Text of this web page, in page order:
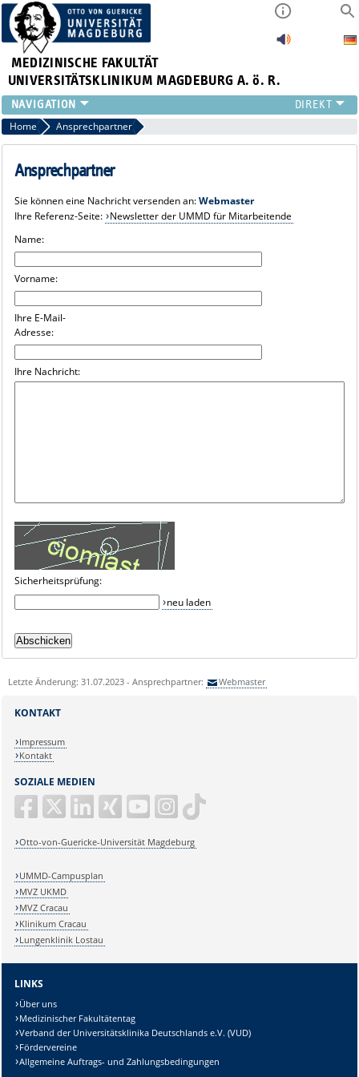
MEDIZINISCHE FAKULTÄT
UNIVERSITÄTSKLINIKUM MAGDEBURG A. ö. R.
INSTITUTE
KLINIKEN
ZENTRALE EINRICHTUNGEN
PRESSE
INTERNATIONAL
INTRANET
Home Ansprechpartner
Ansprechpartner
Sie können eine Nachricht versenden an:Webmaster
Ihre Referenz-Seite: Newsletter der UMMD für Mitarbeitende
Name:
Vorname:
Ihre E-Mail-
Adresse:
Ihre Nachricht:
Sicherheitsprüfung:
neu laden
Letzte Änderung: 31.07.2023 - Ansprechpartner: Webmaster
SOZIALE MEDIEN
Otto-von-Guericke-Universität Magdeburg
KONTAKT
Impressum
Kontakt
UMMD-Campusplan
MVZ UKMD
MVZ Cracau
Klinikum Cracau
Lungenklinik Lostau
LINKS
Über uns
Medizinischer Fakultätentag
Verband der Universitätsklinika Deutschlands e.V. (VUD)
Fördervereine
Allgemeine Auftrags- und Zahlungsbedingungen